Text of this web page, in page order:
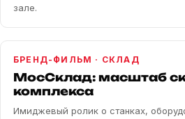
зале.
БРЕНД-ФИЛЬМ · СКЛАД
МосСклад: масштаб
комплекса
Имиджевый ролик о станках,